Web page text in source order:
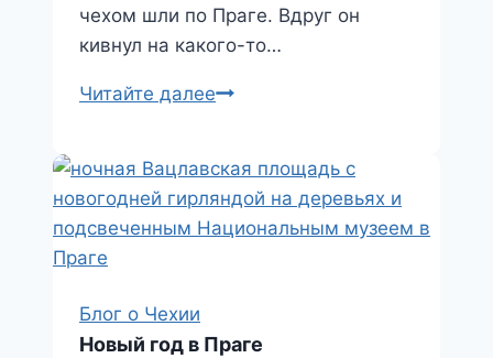
чехом шли по Праге. Вдруг он
кивнул на какого-то…
Читайте далееПривычки
Блог о Чехии
Новый год в Праге